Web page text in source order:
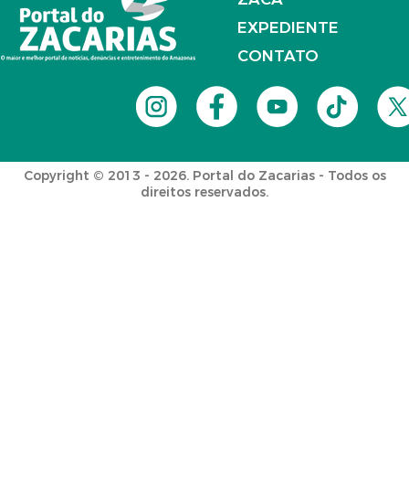
EXPEDIENTE
CONTATO
Copyright © 2013 - 2026. Portal do Zacarias - Todos os
direitos reservados.